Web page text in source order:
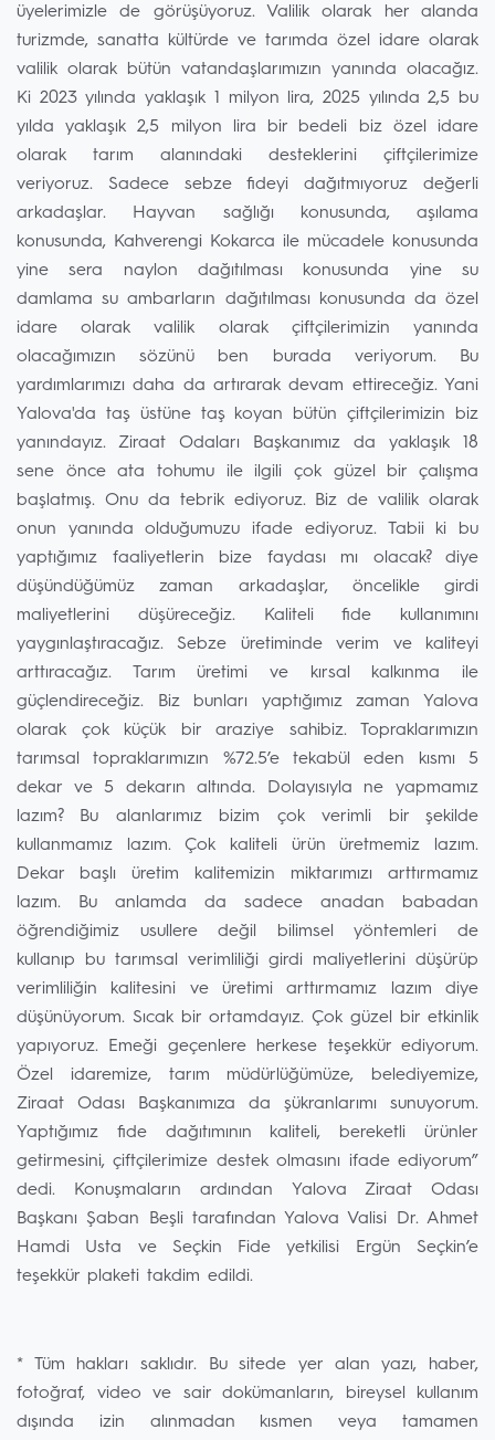
üyelerimizle de görüşüyoruz. Valilik olarak her alanda
turizmde, sanatta kültürde ve tarımda özel idare olarak
valilik olarak bütün vatandaşlarımızın yanında olacağız.
Ki 2023 yılında yaklaşık 1 milyon lira, 2025 yılında 2,5 bu
yılda yaklaşık 2,5 milyon lira bir bedeli biz özel idare
olarak tarım alanındaki desteklerini çiftçilerimize
veriyoruz. Sadece sebze fideyi dağıtmıyoruz değerli
arkadaşlar. Hayvan sağlığı konusunda, aşılama
konusunda, Kahverengi Kokarca ile mücadele konusunda
yine sera naylon dağıtılması konusunda yine su
damlama su ambarların dağıtılması konusunda da özel
idare olarak valilik olarak çiftçilerimizin yanında
olacağımızın sözünü ben burada veriyorum. Bu
yardımlarımızı daha da artırarak devam ettireceğiz. Yani
Yalova'da taş üstüne taş koyan bütün çiftçilerimizin biz
yanındayız. Ziraat Odaları Başkanımız da yaklaşık 18
sene önce ata tohumu ile ilgili çok güzel bir çalışma
başlatmış. Onu da tebrik ediyoruz. Biz de valilik olarak
onun yanında olduğumuzu ifade ediyoruz. Tabii ki bu
yaptığımız faaliyetlerin bize faydası mı olacak? diye
düşündüğümüz zaman arkadaşlar, öncelikle girdi
maliyetlerini düşüreceğiz. Kaliteli fide kullanımını
yaygınlaştıracağız. Sebze üretiminde verim ve kaliteyi
arttıracağız. Tarım üretimi ve kırsal kalkınma ile
güçlendireceğiz. Biz bunları yaptığımız zaman Yalova
olarak çok küçük bir araziye sahibiz. Topraklarımızın
tarımsal topraklarımızın %72.5’e tekabül eden kısmı 5
dekar ve 5 dekarın altında. Dolayısıyla ne yapmamız
lazım? Bu alanlarımız bizim çok verimli bir şekilde
kullanmamız lazım. Çok kaliteli ürün üretmemiz lazım.
Dekar başlı üretim kalitemizin miktarımızı arttırmamız
lazım. Bu anlamda da sadece anadan babadan
öğrendiğimiz usullere değil bilimsel yöntemleri de
kullanıp bu tarımsal verimliliği girdi maliyetlerini düşürüp
verimliliğin kalitesini ve üretimi arttırmamız lazım diye
düşünüyorum. Sıcak bir ortamdayız. Çok güzel bir etkinlik
yapıyoruz. Emeği geçenlere herkese teşekkür ediyorum.
Özel idaremize, tarım müdürlüğümüze, belediyemize,
Ziraat Odası Başkanımıza da şükranlarımı sunuyorum.
Yaptığımız fide dağıtımının kaliteli, bereketli ürünler
getirmesini, çiftçilerimize destek olmasını ifade ediyorum”
dedi. Konuşmaların ardından Yalova Ziraat Odası
Başkanı Şaban Beşli tarafından Yalova Valisi Dr. Ahmet
Hamdi Usta ve Seçkin Fide yetkilisi Ergün Seçkin’e
teşekkür plaketi takdim edildi.
* Tüm hakları saklıdır. Bu sitede yer alan yazı, haber,
fotoğraf, video ve sair dokümanların, bireysel kullanım
dışında izin alınmadan kısmen veya tamamen